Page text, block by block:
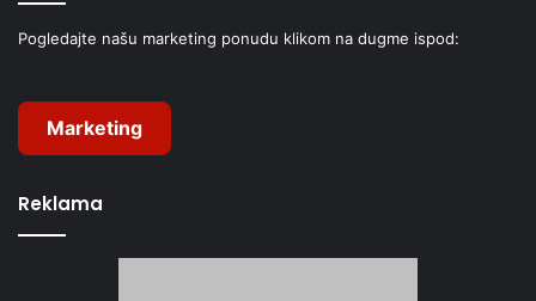
Pogledajte našu marketing ponudu klikom na dugme ispod:
Marketing
Reklama